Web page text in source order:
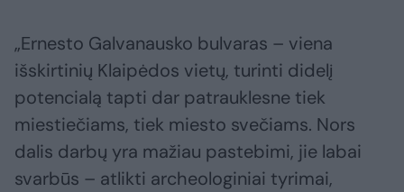
„Ernesto Galvanausko bulvaras – viena
išskirtinių Klaipėdos vietų, turinti didelį
potencialą tapti dar patrauklesne tiek
miestiečiams, tiek miesto svečiams. Nors
dalis darbų yra mažiau pastebimi, jie labai
svarbūs – atlikti archeologiniai tyrimai,